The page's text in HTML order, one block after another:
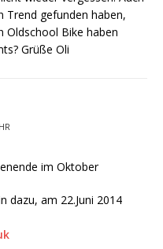
Trend gefunden haben,
Oldschool Bike haben
Grüße Oli
im Oktober
dazu, am 22.Juni 2014